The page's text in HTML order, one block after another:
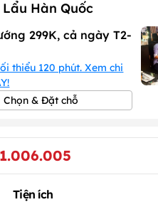
lòng liên hệ để biết chi
Hàn Quốc
299K, cả ngày T2-
thiểu 120 phút. Xem chi
Chọn & Đặt chỗ
Tiện ích